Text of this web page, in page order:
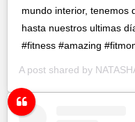
mundo interior, tenemos
hasta nuestros ultimas
#fitness #amazing
A post shared by